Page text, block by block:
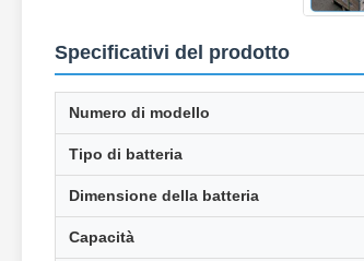
Specificativi del prodotto
Numero di modello
Tipo di batteria
Dimensione della batteria
Capacità